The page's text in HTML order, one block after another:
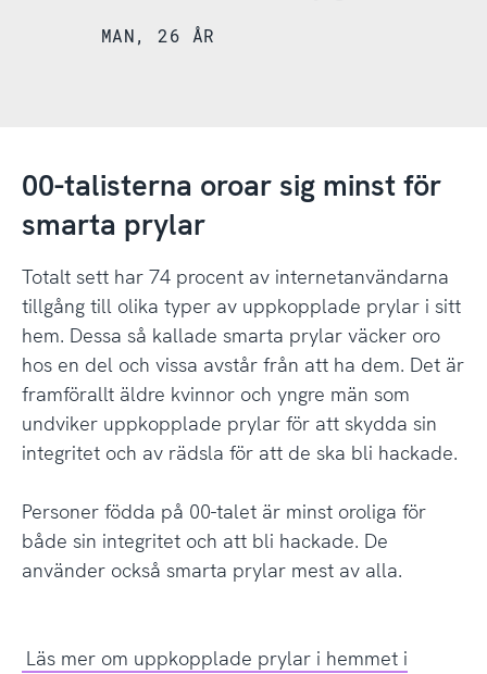
MAN, 26 ÅR
00-talisterna oroar sig minst för
smarta prylar
Totalt sett har 74 procent av internetanvändarna
tillgång till olika typer av uppkopplade prylar i sitt
hem. Dessa så kallade smarta prylar väcker oro
hos en del och vissa avstår från att ha dem. Det är
framförallt äldre kvinnor och yngre män som
undviker uppkopplade prylar för att skydda sin
integritet och av rädsla för att de ska bli hackade.
Personer födda på 00-talet är minst oroliga för
både sin integritet och att bli hackade. De
använder också smarta prylar mest av alla.
Läs mer om uppkopplade prylar i hemmet i